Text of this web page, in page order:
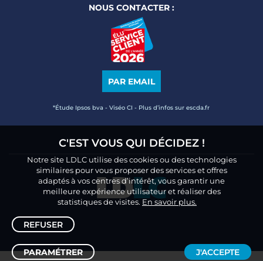
NOUS CONTACTER :
PAR EMAIL
*Étude Ipsos bva - Viséo CI - Plus d’infos sur escda.fr
C'EST VOUS QUI DÉCIDEZ !
Notre site LDLC utilise des cookies ou des technologies
similaires pour vous proposer des services et offres
adaptés à vos centres d’intérêt, vous garantir une
meilleure expérience utilisateur et réaliser des
statistiques de visites. En savoir plus.
REFUSER
PARAMÉTRER J'ACCEPTE